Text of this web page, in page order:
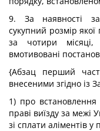
9. За наявності
сукупний розмір
за чотири місяці,
вмотивовані
{Абзац перший
внесеними згідно із
1) про
праві виїзду за межі
зі сплати аліментів у